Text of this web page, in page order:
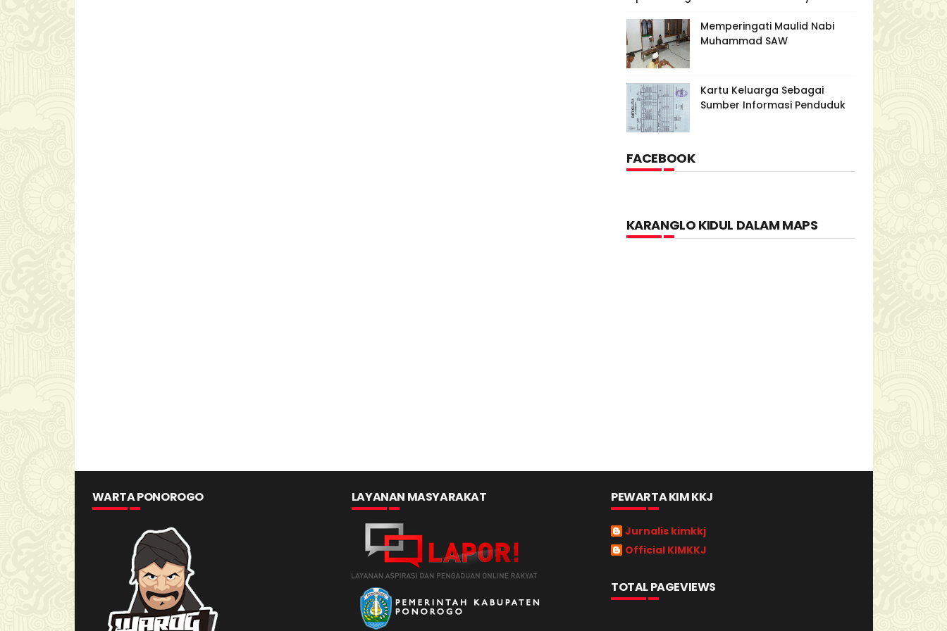
Memperingati Maulid Nabi
Muhammad SAW
Kartu Keluarga Sebagai
Sumber Informasi Penduduk
FACEBOOK
KARANGLO KIDUL DALAM MAPS
WARTA PONOROGO LAYANAN MASYARAKAT PEWARTA KIM KKJ
Jurnalis kimkkj
Official KIMKKJ
TOTAL PAGEVIEWS